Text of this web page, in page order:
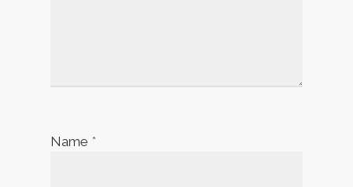
Name *